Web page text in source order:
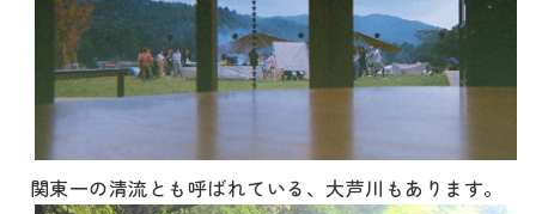
関東一の清流とも呼ばれている、大芦川もあります。